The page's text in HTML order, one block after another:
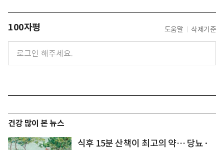
100자평 도움말 삭제기준
건강 많이 본 뉴스
식후 15분 산책이 최고의 약… 당뇨·